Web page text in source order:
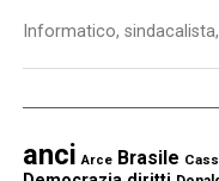
Informatico,
anci Arce Brasile